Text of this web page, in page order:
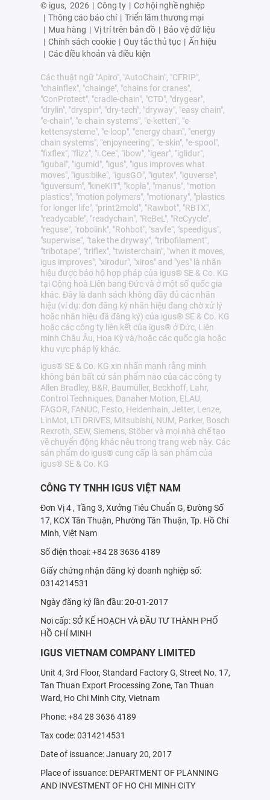
© igus, 2026 | Công ty | Cơ hội nghề nghiệp
| Thông cáo báo chí | Triển lãm thương mại
| Mua hàng | Vị trí trên bản đồ | Bảo vệ dữ liệu
| Chính sách cookie | Quy tắc thủ tục | Ấn hiệu
| Các điều khoản và điều kiện
Các thuật ngữ "Apiro", "AutoChain", "CFRIP",
"chainflex", "chainge", "chains for cranes",
"ConProtect", "cradle-chain", "CTD", "drygear",
"drylin", "dryspin", "dry-tech", "dryway", "easy chain",
"e-chain", "e-chain systems", "e-ketten", "e-
kettensysteme", "e-loop", "energy chain", "energy
chain systems", "enjoyneering", "e-skin", "e-spool",
"fixflex", "flizz", "i.Cee", "ibow", "igear", "iglidur",
"igubal", "igumid", "igus", "igus improves what
moves", "igus:bike", "igusGO", "igutex", "iguverse",
"iguversum", "kineKIT", "kopla", "manus", "motion
plastics", "motion polymers", "motionary", "plastics
for longer life", "print2mold", "Rawbot", "RBTX",
"readycable", "readychain", "ReBeL", "ReCyycle",
"reguse", "robolink", "Rohbot", "savfe", "speedigus",
"superwise", "take the dryway", "tribofilament",
"tribotape", "triflex", "twisterchain", "when it moves,
igus improves", "xirodur", "xiros" and "yes" là nhãn
hiệu được bảo hộ hợp pháp của igus® SE & Co. KG
tại Cộng hoà Liên bang Đức và ở một số quốc gia
khác. Đây là danh sách không đầy đủ các nhãn
hiệu (ví dụ: đơn đăng ký nhãn hiệu đang chờ xử lý
hoặc nhãn hiệu đã đăng ký) của igus® SE & Co. KG
hoặc các công ty liên kết của igus® ở Đức, Liên
minh Châu Âu, Hoa Kỳ và/hoặc các quốc gia hoặc
khu vực pháp lý khác.
igus® SE & Co. KG xin nhấn mạnh rằng mình
không bán bất cứ sản phẩm nào của các công ty
Allen Bradley, B&R, Baumüller, Beckhoff, Lahr,
Control Techniques, Danaher Motion, ELAU,
FAGOR, FANUC, Festo, Heidenhain, Jetter, Lenze,
LinMot, LTi DRiVES, Mitsubishi, NUM, Parker, Bosch
Rexroth, SEW, Siemens, Stöber và mọi nhà chế tạo
về chuyển động khác nêu trong trang web này. Các
sản phẩm do igus® cung cấp là sản phẩm của
igus® SE & Co. KG
CÔNG TY TNHH IGUS VIỆT NAM
Đơn Vị 4 , Tầng 3, Xưởng Tiêu Chuẩn G, Đường Số
17, KCX Tân Thuận, Phường Tân Thuận, Tp. Hồ Chí
Minh, Việt Nam
Số điện thoại: +84 28 3636 4189
Giấy chứng nhận đăng ký doanh nghiệp số:
0314214531
Ngày đăng ký lần đầu: 20-01-2017
Nơi cấp: SỞ KẾ HOẠCH VÀ ÐẦU TƯ THÀNH PHỐ
HỒ CHÍ MINH
IGUS VIETNAM COMPANY LIMITED
Unit 4, 3rd Floor, Standard Factory G, Street No. 17,
Tan Thuan Export Processing Zone, Tan Thuan
Ward, Ho Chi Minh City, Vietnam
Phone: +84 28 3636 4189
Tax code: 0314214531
Date of issuance: January 20, 2017
Place of issuance: DEPARTMENT OF PLANNING
AND INVESTMENT OF HO CHI MINH CITY